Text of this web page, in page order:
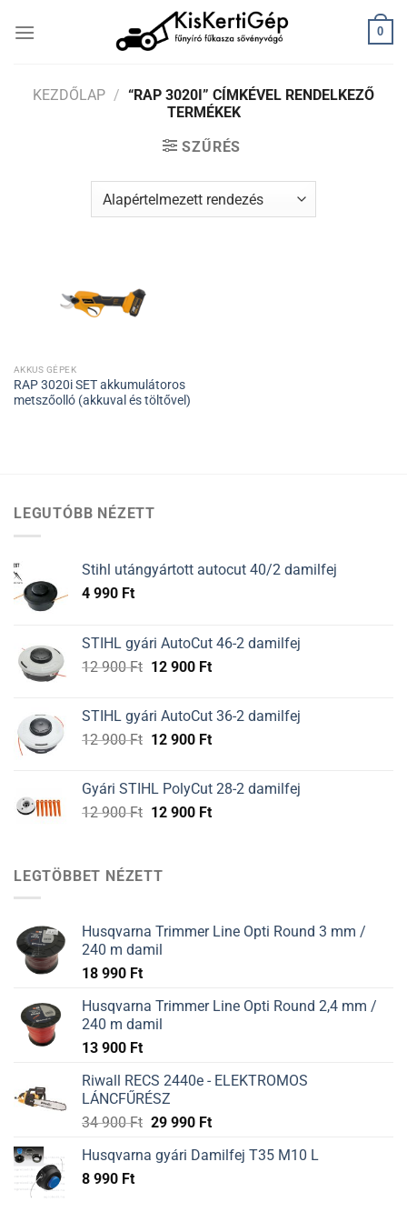
0
KEZDŐLAP / “RAP 3020I” CÍMKÉVEL RENDELKEZŐ
TERMÉKEK
SZŰRÉS
AKKUS GÉPEK
RAP 3020i SET akkumulátoros
metszőolló (akkuval és töltővel)
LEGUTÓBB NÉZETT
Stihl utángyártott autocut 40/2 damilfej
4 990 Ft
STIHL gyári AutoCut 46-2 damilfej
12 900Ft Original
12
900 Ft.
12 900 FtCurrent
12
900 Ft.
STIHL gyári AutoCut 36-2 damilfej
12 900Ft Original
12
900 Ft.
12 900 FtCurrent
12
900 Ft.
Gyári STIHL PolyCut 28-2 damilfej
12 900Ft Original
12
12 900 FtCurrent
LEGTÖBBET NÉZETT
Husqvarna Trimmer Line Opti Round 3 mm /
240 m damil
18 990 Ft
Husqvarna Trimmer Line Opti Round 2,4 mm /
240 m damil
13 900 Ft
Riwall RECS 2440e - ELEKTROMOS
LÁNCFŰRÉSZ
34 900Ft 29 990 Ft
Husqvarna gyári Damilfej T35 M10 L
8 990 Ft